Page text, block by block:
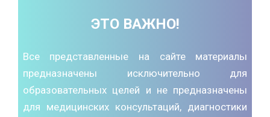
ЭТО ВАЖНО!
Все представленные на сайте материалы
предназначены исключительно для
образовательных целей и не предназначены
для медицинских консультаций, диагностики